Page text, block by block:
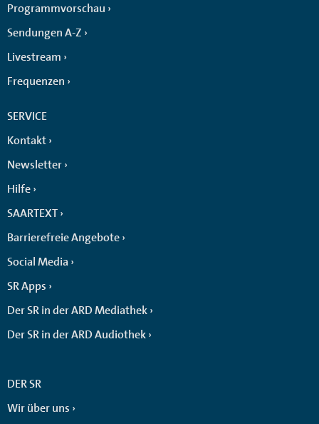
Programmvorschau
Sendungen A-Z
Livestream
Frequenzen
SERVICE
Kontakt
Newsletter
Hilfe
SAARTEXT
Barrierefreie Angebote
Social Media
SR Apps
Der SR in der ARD Mediathek
Der SR in der ARD Audiothek
DER SR
Wir über uns